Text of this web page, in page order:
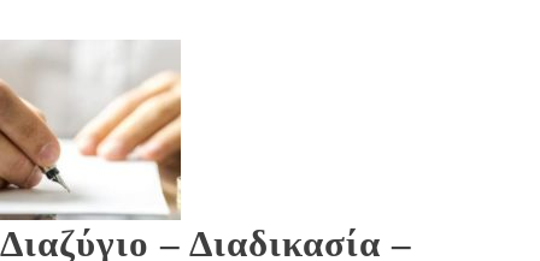
Μορφές
εταιρειών
και
Καταστατικά
.
Διαζύγιο – Διαδικασία –